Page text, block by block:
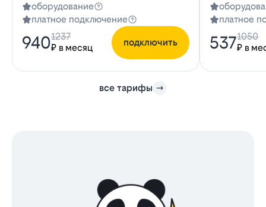
оборудование
платное подключение
940₽ в месяц
1237
подключить
платное
537₽ в
1050
все тарифы